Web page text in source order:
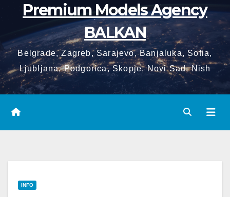
Premium Models Agency
BALKAN
Belgrade, Zagreb, Sarajevo, Banjaluka, Sofia,
Ljubljana, Podgorica, Skopje, Novi Sad, Nish
INFO